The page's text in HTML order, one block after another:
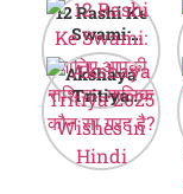
12 Rashi Ke
Swami:
जानिए आपकी
राशि का मालिक
कौन सा ग्रह है?
Akshaya
Tritiya
2025
Wishes in
Hindi